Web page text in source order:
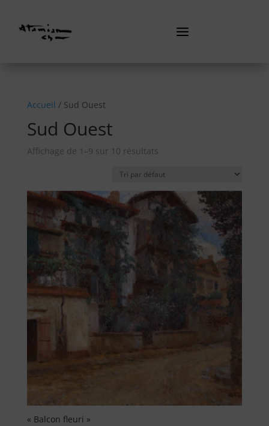
Accueil / Sud Ouest
Sud Ouest
Affichage de 1–9 sur 10 résultats
« Balcon fleuri »